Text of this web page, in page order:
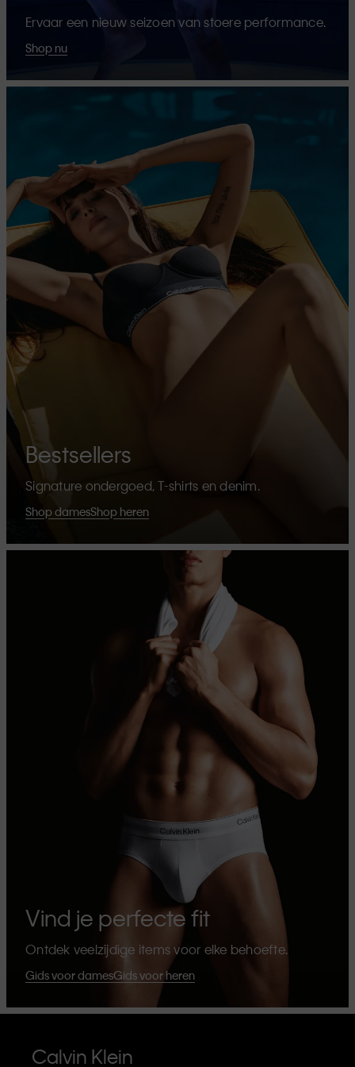
Ervaar een nieuw seizoen van stoere performance.
Shop nu
Bestsellers
Signature ondergoed, T-shirts en denim.
Shop damesShop heren
Vind je perfecte fit
Ontdek veelzijdige items voor elke behoefte.
Gids voor damesGids voor heren
Calvin Klein